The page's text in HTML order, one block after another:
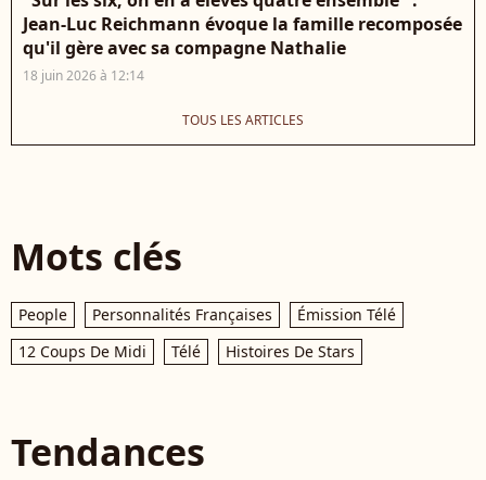
Jean-Luc Reichmann évoque la famille recomposée
qu'il gère avec sa compagne Nathalie
18 juin 2026 à 12:14
TOUS LES ARTICLES
Mots clés
People Personnalités Françaises
Émission Télé
12 Coups De Midi
Télé Histoires De Stars
Tendances